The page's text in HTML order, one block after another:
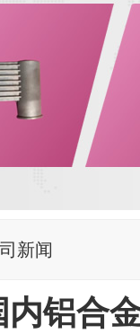
新闻
内铝合